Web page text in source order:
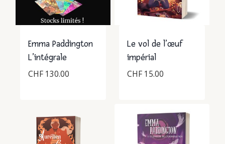
Emma Paddington
L’intégrale
CHF 130.00
Le vol de l’œuf
impérial
CHF 15.00